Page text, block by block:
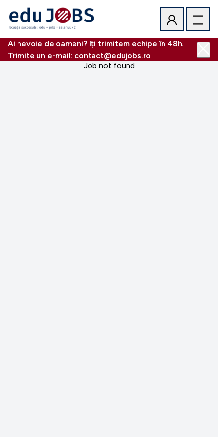
Ai nevoie de oameni? Îți trimitem echipe în 48h.
Trimite un e-mail: contact@edujobs.ro
Job not found